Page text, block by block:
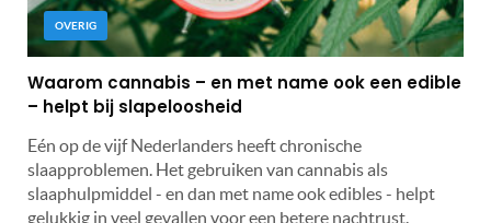
OVERIG
Waarom cannabis – en met name ook een edible
– helpt bij slapeloosheid
Eén op de vijf Nederlanders heeft chronische
slaapproblemen. Het gebruiken van cannabis als
slaaphulpmiddel - en dan met name ook edibles - helpt
gelukkig in veel gevallen voor een betere nachtrust.